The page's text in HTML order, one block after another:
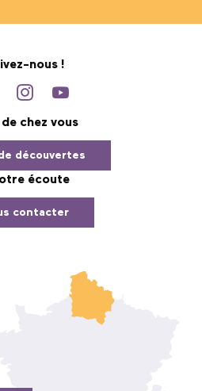
nous !
de chez vous
découvertes
écoute
contacter